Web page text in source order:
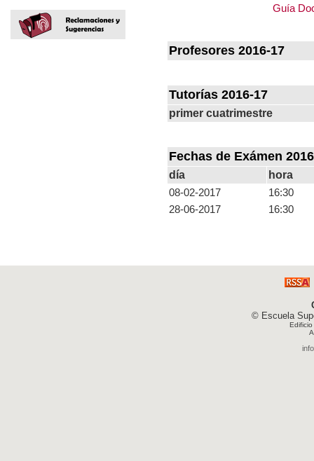
Guía
Profesores 2016-17
Tutorías 2016-17
primer cuatrimestre
Fechas de Exámen
día
hora
08-02-2017
16:30
28-06-2017
16:30
© Escuela